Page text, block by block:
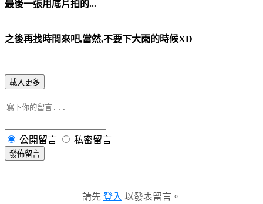
最後一張用底片拍的...
之後再找時間來吧,當然,不要下大雨的時候XD
載入更多
公開留言 私密留言
發佈留言
請先 登入 以發表留言。